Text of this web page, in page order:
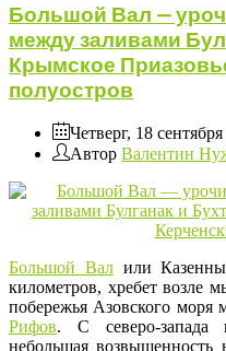
Большой Вал —
между заливами
Крымское
полуостров
Четверг, 18
Автор Валентин
Большой Валили
километров, хребет возле
побережья Азовского моря
Рифов. С северо-запада
небольшая